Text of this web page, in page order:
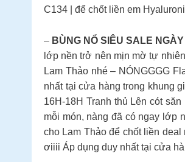
C134 | để chốt liền em
– BÙNG NỔ SIÊU SALE
lớp nền trở nên mịn mờ tự
Lam Thảo nhé – NÓNGGGG
nhất tại cửa hàng trong khung
16H-18H Tranh thủ Lên cót
mỗi món, nàng đã có ngay lớp
cho Lam Thảo để chốt liền
ơiiii Áp dụng duy nhất tại cửa